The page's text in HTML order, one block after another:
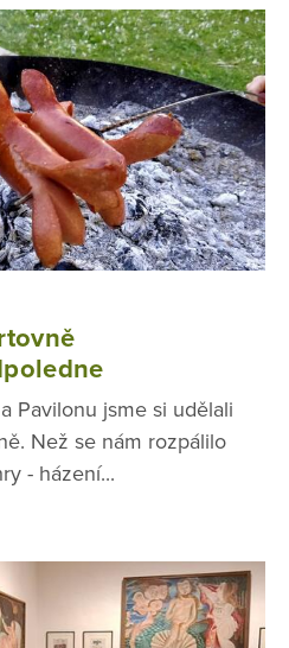
Pavilonu jsme si udělali
Než se nám rozpálilo
- házení...